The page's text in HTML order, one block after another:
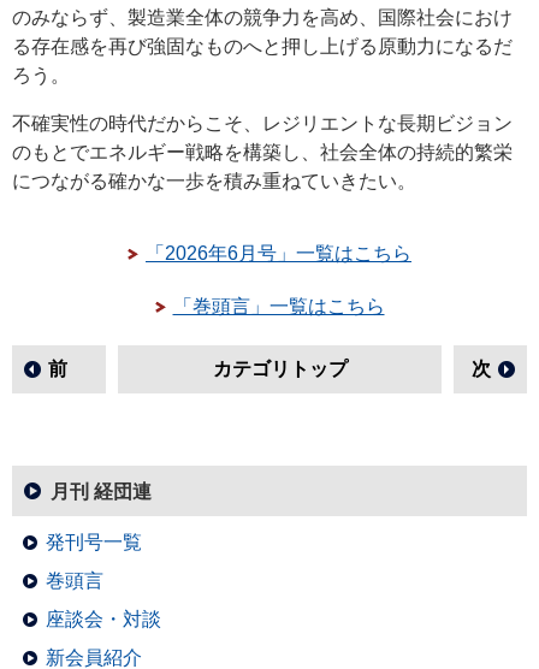
のみならず、製造業全体の競争力を高め、国際社会におけ
る存在感を再び強固なものへと押し上げる原動力になるだ
ろう。
不確実性の時代だからこそ、レジリエントな長期ビジョン
のもとでエネルギー戦略を構築し、社会全体の持続的繁栄
につながる確かな一歩を積み重ねていきたい。
「2026年6月号」一覧はこちら
「巻頭言」一覧はこちら
前 カテゴリトップ 次
月刊 経団連
発刊号一覧
巻頭言
座談会・対談
新会員紹介